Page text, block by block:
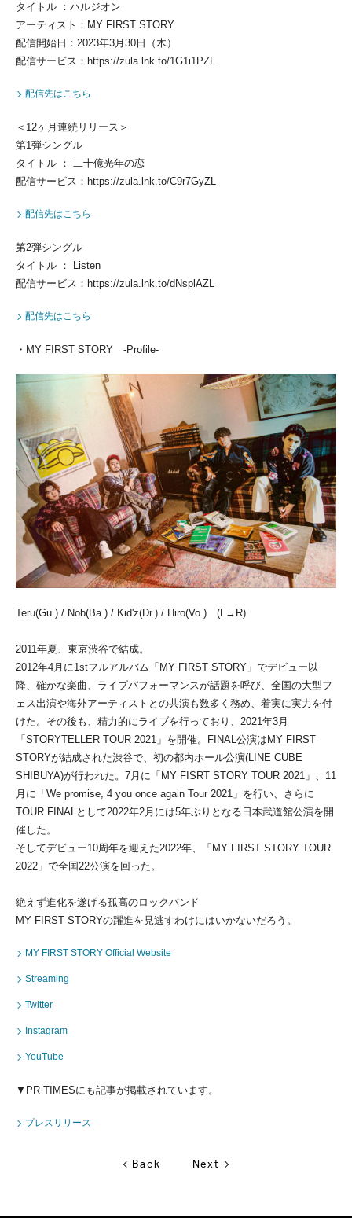
タイトル ：ハルジオン
アーティスト：MY FIRST STORY
配信開始日：2023年3月30日（木）
配信サービス：https://zula.lnk.to/1G1i1PZL
配信先はこちら
＜12ヶ月連続リリース＞
第1弾シングル
タイトル ： 二十億光年の恋
配信サービス：https://zula.lnk.to/C9r7GyZL
配信先はこちら
第2弾シングル
タイトル ： Listen
配信サービス：https://zula.lnk.to/dNsplAZL
配信先はこちら
・MY FIRST STORY -Profile-
Teru(Gu.) / Nob(Ba.) / Kid'z(Dr.) / Hiro(Vo.) (L→R)​
2011年夏、東京渋谷で結成。
2012年4月に1stフルアルバム「MY FIRST STORY」でデビュー以
降、確かな楽曲、ライブパフォーマンスが話題を呼び、全国の大型フ
ェス出演や海外アーティストとの共演も数多く務め、着実に実力を付
けた。その後も、精力的にライブを行っており、2021年3月
「STORYTELLER TOUR 2021」を開催。FINAL公演はMY FIRST
STORYが結成された渋谷で、初の都内ホール公演(LINE CUBE
SHIBUYA)が行われた。7月に「MY FISRT STORY TOUR 2021」、11
月に「We promise, 4 you once again Tour 2021」を行い、さらに
TOUR FINALとして2022年2月には5年ぶりとなる日本武道館公演を開
催した。
そしてデビュー10周年を迎えた2022年、「MY FIRST STORY TOUR
2022」で全国22公演を回った。
絶えず進化を遂げる孤高のロックバンド
MY FIRST STORYの躍進を見逃すわけにはいかないだろう。
MY FIRST STORY Official Website
Streaming
Twitter
Instagram
YouTube
▼PR TIMESにも記事が掲載されています。
プレスリリース
Back Next